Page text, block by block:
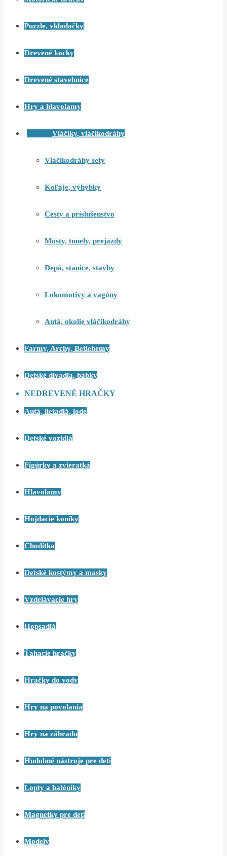
Puzzle, vkladačky
Drevené kocky
Drevené stavebnice
Hry a hlavolamy
Vláčiky, vláčikodráhy
Vláčikodráhy sety
Koľaje, výhybky
Cesty a príslušenstvo
Mosty, tunely, prejazdy
Depá, stanice, stavby
Lokomotívy a vagóny
Autá, okolie vláčikodráhy
Farmy, Archy, Betlehemy
Detské divadla, bábky
NEDREVENÉ HRAČKY
Autá, lietadlá, lode
Detské vozidlá
Figúrky a zvieratká
Hlavolamy
Hojdacie koníky
Chodítka
Detské kostýmy a masky
Vzdelávacie hry
Hopsadlá
Ťahacie hračky
Hračky do vody
Hry na povolania
Hry na záhradu
Hudobné nástroje pre deti
Lopty a balóniky
Magnetky pre deti
Modely